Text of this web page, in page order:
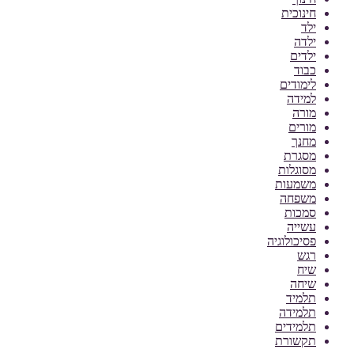
חינוכית
ילד
ילדה
ילדים
כבוד
לימודים
למידה
מורה
מורים
מחנך
מסגרת
מסוגלות
משמעות
משפחה
סמכות
עשייה
פסיכולוגיה
רגש
שיח
שיחה
תלמיד
תלמידה
תלמידים
תקשורת